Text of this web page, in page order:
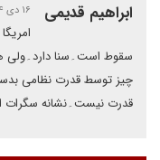
ابراهیم قدیمی ۱۶ دی ۱۴۰۴ | ۱۶:۵۵
سقوط است۔سنا دارد۔ولی
چیز توسط قدرت نظامی
قدرت نیست۔نشانه